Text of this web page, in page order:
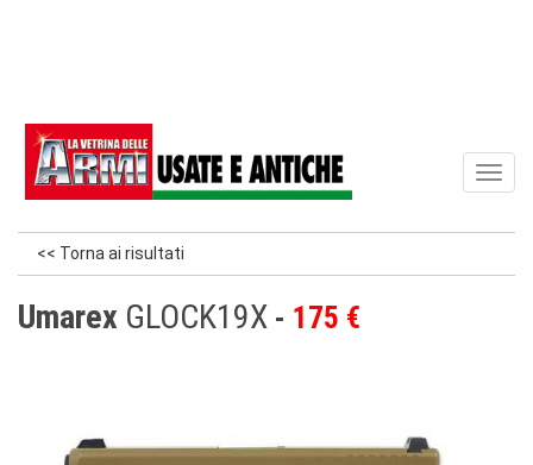
<< Torna ai risultati
Umarex GLOCK19X 175 €